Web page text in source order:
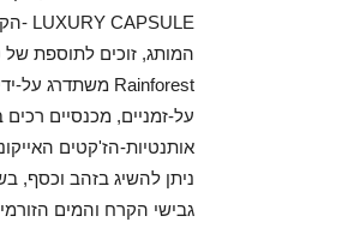
על-זמניים, מכנסיים רכים
ניתן להשיג בזהב וכסף,
גבישי הקרח והמים